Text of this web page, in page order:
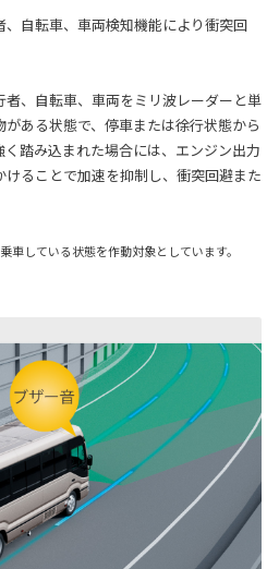
自転車、車両検知機能により衝突回
、自転車、車両をミリ波レーダーと単
ある状態で、停車または徐行状態から
踏み込まれた場合には、エンジン出力
ることで加速を抑制し、衝突回避また
している状態を作動対象としています。